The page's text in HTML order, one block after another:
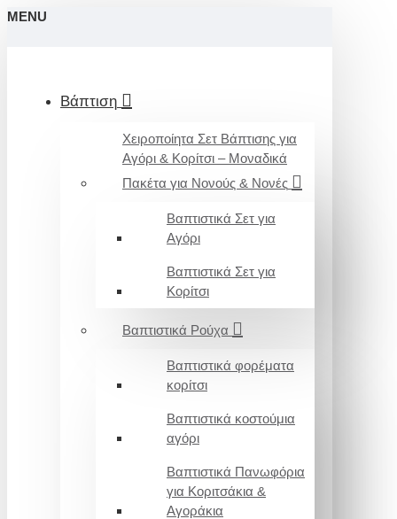
MENU
Βάπτιση
Χειροποίητα Σετ Βάπτισης για
Αγόρι & Κορίτσι – Μοναδικά
Πακέτα για Νονούς & Νονές
Βαπτιστικά Σετ για
Αγόρι
Βαπτιστικά Σετ για
Κορίτσι
Βαπτιστικά Ρούχα
Βαπτιστικά φορέματα
κορίτσι
Βαπτιστικά κοστούμια
αγόρι
Βαπτιστικά Πανωφόρια
για Κοριτσάκια &
Αγοράκια